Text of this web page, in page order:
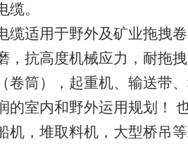
。
适用于野外及矿业拖拽卷
，抗高度机械应力，耐拖
卷筒），起重机、输送带
的室内和野外运用规划！
机，堆取料机，大型桥吊